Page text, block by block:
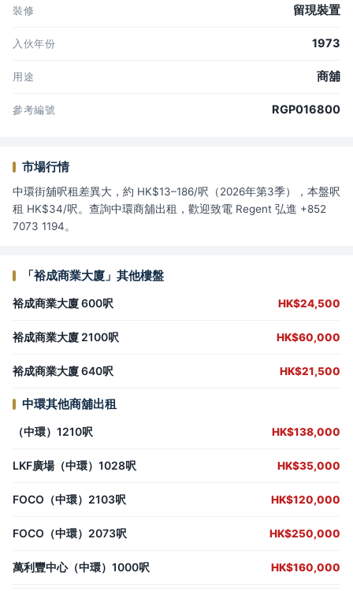
裝修 留現裝置
入伙年份 1973
用途 商舖
參考編號 RGP016800
市場行情
中環街舖呎租差異大，約 HK$13–186/呎（2026年第3季），本盤呎
租 HK$34/呎。查詢中環商舖出租，歡迎致電 Regent 弘進 +852
7073 1194。
「裕成商業大廈」其他樓盤
裕成商業大廈 600呎 HK$24,500
裕成商業大廈 2100呎 HK$60,000
裕成商業大廈 640呎 HK$21,500
中環其他商舖出租
（中環）1210呎 HK$138,000
LKF廣場（中環）1028呎 HK$35,000
FOCO（中環）2103呎 HK$120,000
FOCO（中環）2073呎 HK$250,000
萬利豐中心（中環）1000呎 HK$160,000